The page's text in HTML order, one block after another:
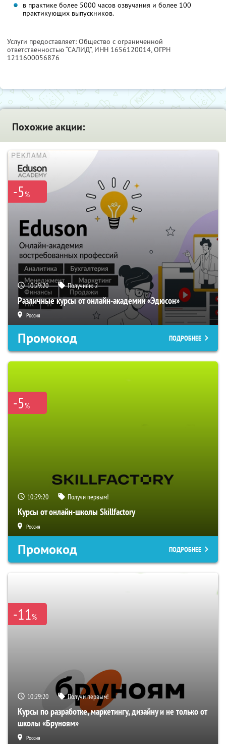
в практике более 5000 часов озвучания и более 100
практикующих выпускников.
Услуги предоставляет: Общество с ограниченной
ответственностью “САЛИД”, ИНН 1656120014, ОГРН
1211600056876
Похожие акции:
-5%
10:29:19 Получили:2
Различные курсы от онлайн-академии «Эдюсон»
Россия
Промокод ПОДРОБНЕЕ
-5%
10:29:19 Получи первым!
Курсы от онлайн-школы Skillfactory
Россия
Промокод ПОДРОБНЕЕ
-11%
10:29:19 Получи первым!
Курсы по разработке, маркетингу, дизайну и не только от
школы «Бруноям»
Россия